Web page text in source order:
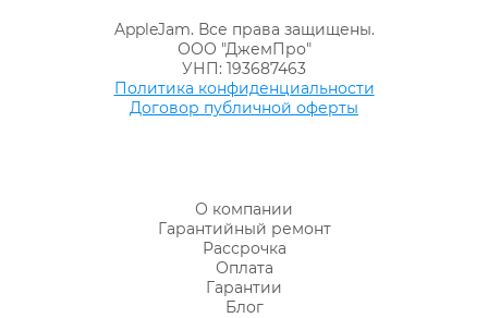
AppleJam. Все права защищены.
ООО "ДжемПро"
УНП: 193687463
Политика конфиденциальности
Договор публичной оферты
О компании
Гарантийный ремонт
Рассрочка
Оплата
Гарантии
Блог